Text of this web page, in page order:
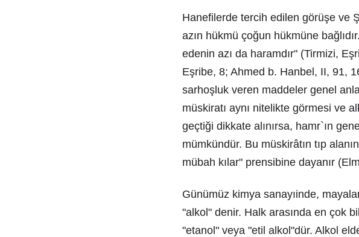
Hanefilerde tercih edilen görüşe ve
azın hükmü çoğun hükmüne
edenin azı da haramdır" (Tirmizi,
Eşribe, 8; Ahmed b. Hanbel, II, 91,
sarhoşluk veren maddeler genel
müskiratı aynı nitelikte görmesi ve
geçtiği dikkate alınırsa, hamr`ın
mümkündür. Bu müskirâtın tıp
mübah kılar" prensibine dayanır
Günümüz kimya sanayıinde,
"alkol" denir. Halk arasında en çok
"etanol" veya "etil alkol"dür. Alkol